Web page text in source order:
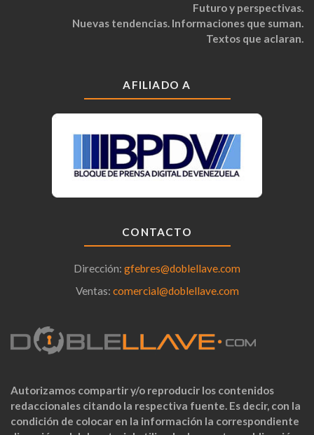
Futuro y perspectivas.
Nuevas tendencias. Informaciones que suman.
Textos que aclaran.
AFILIADO A
CONTACTO
Dirección: gfebres@doblellave.com
Ventas: comercial@doblellave.com
Autorizamos compartir y/o reproducir los contenidos
redaccionales citando la respectiva fuente. Es decir, con la
condición de colocar en la información la correspondiente